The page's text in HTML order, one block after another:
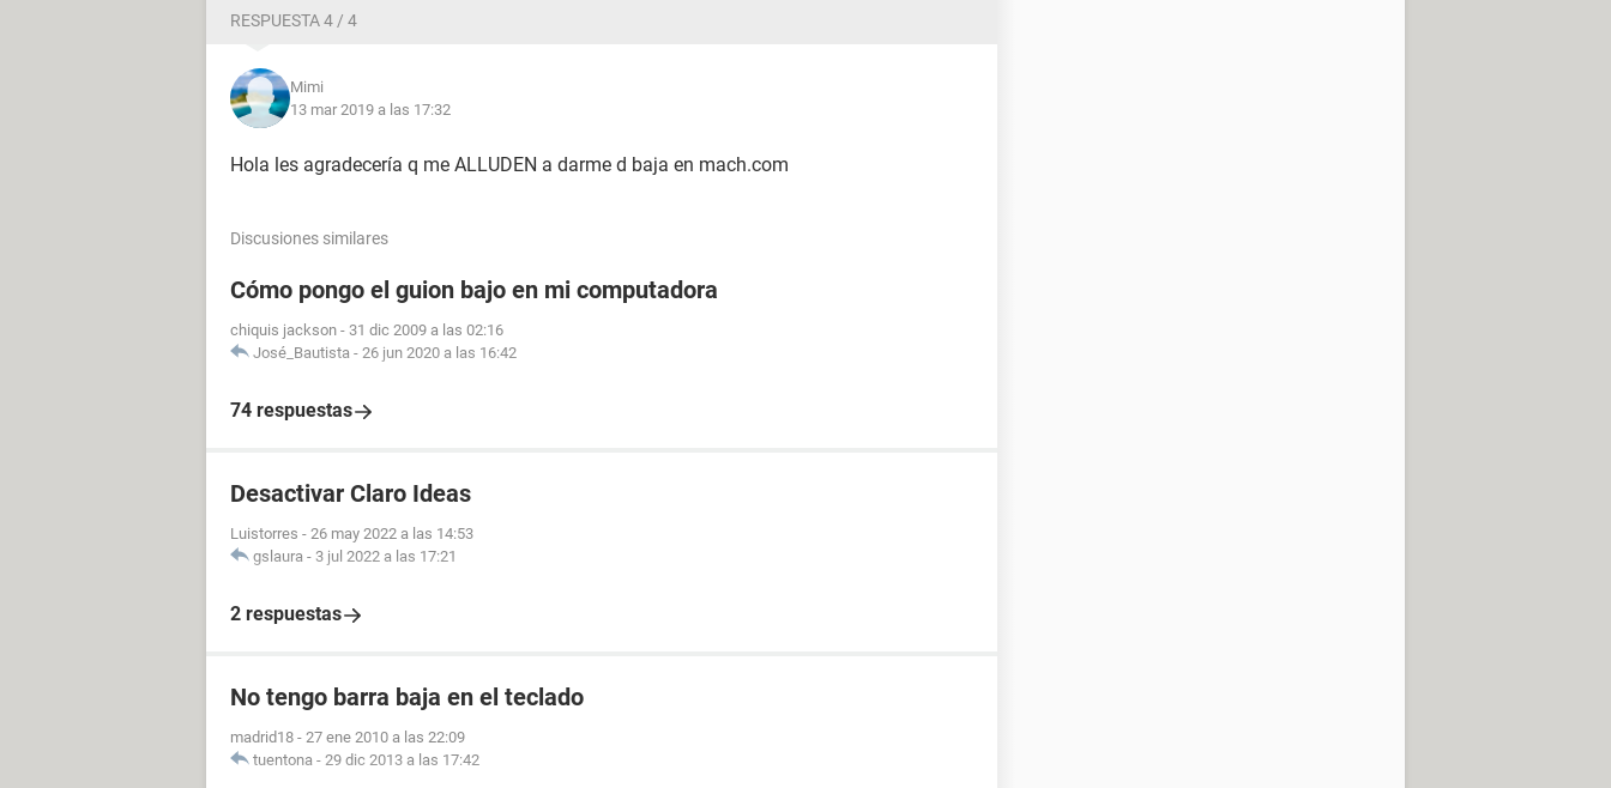
RESPUESTA 4 / 4
Mimi
13 mar 2019 a las 17:32
Hola les agradecería q me ALLUDEN a darme d baja en mach.com
Discusiones similares
Cómo pongo el guion bajo en mi computadora
chiquis jackson - 31 dic 2009 a las 02:16
José_Bautista - 26 jun 2020 a las 16:42
74 respuestas
Desactivar Claro Ideas
Luistorres - 26 may 2022 a las 14:53
gslaura - 3 jul 2022 a las 17:21
2 respuestas
No tengo barra baja en el teclado
madrid18 - 27 ene 2010 a las 22:09
tuentona - 29 dic 2013 a las 17:42